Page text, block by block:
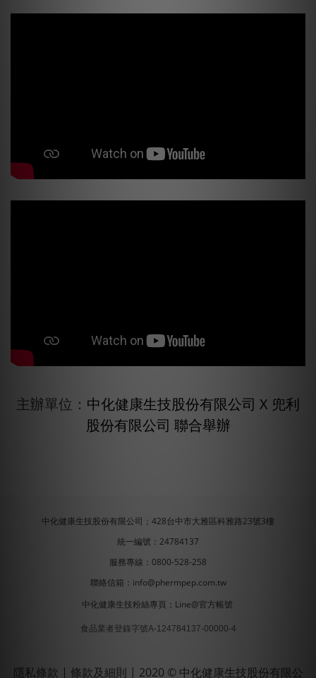
主辦單位： 中化健康生技股份有限公司 X 兜利
股份有限公司 聯合舉辦
中化健康生技股份有限公司；428台中市大雅區科雅路23號3樓
統一編號：24784137
服務專線：0800-528-258
聯絡信箱：info@phermpep.com.tw
中化健康生技粉絲專頁 ； Line@官方帳號
食品業者登錄字號A-124784137-00000-4
隱私條款 | 條款及細則 | 2020 © 中化健康生技股份有限公